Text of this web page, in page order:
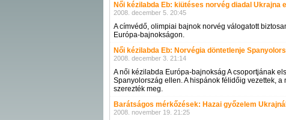
Női kézilabda Eb: kiütéses norvég diadal Ukrajna
2008. december 5. 20:45
A címvédő, olimpiai bajnok norvég válogatott
Európa-bajnokságon.
Női kézilabda Eb: Norvégia döntetlenje
2008. december 3. 21:14
A női kézilabda Európa-bajnokság A csoportjának
Spanyolország ellen. A hispánok félidőig vezettek,
szerezték meg.
Barátságos mérkőzések: Hazai győzelem
2008. november 19. 21:25